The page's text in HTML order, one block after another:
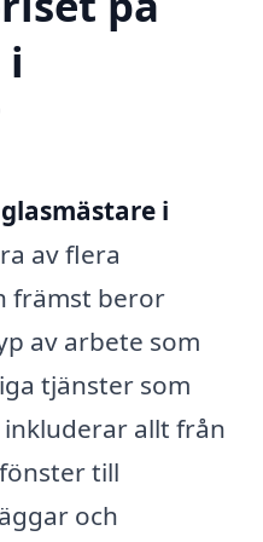
i
glasmästare i
av flera
främst beror
av arbete som
tjänster som
allt från
till
och